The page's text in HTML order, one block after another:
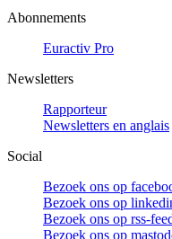
Abonnements
Euractiv Pro
Newsletters
Rapporteur
Newsletters en anglais
Social
Bezoek ons op
Bezoek ons op
Bezoek ons op rss-
Bezoek ons op